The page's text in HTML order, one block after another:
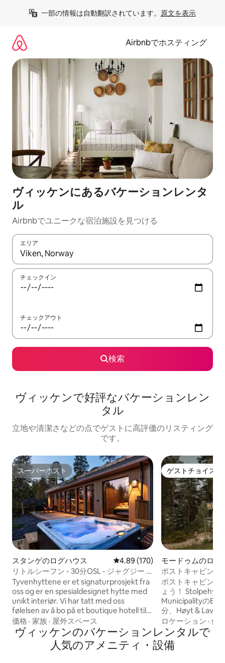
一部の情報は自動翻訳されています。 原文を表示
Airbnbでホスティング
ヴィッケンにあるバケーションレンタ
ル
Airbnbでユニークな宿泊施設を見つける
エリア
検索結果が表示されたら、上下の矢印キーを使って移動するか
チェックイン
チェックアウト
検索
ヴィッケンで好評なバケーションレン
タル
立地や清潔さなどの点でゲストに高評価のリスティング
です。
スーパーホスト
スーパーホスト
スタンゲのログハウス レビュー170件、5つ星中4.89つ
4.89 (170)
リトルシーフン - 30分OSL - ジャグジー -
デザインハウス
Tyvenhyttene er et signaturprosjekt fra
oss og er en spesialdesignet hytte med
unikt interiør. Vi har tatt med oss
følelsen av å bo på et boutique hotell til
den flotte naturen i Mjøsli. Hytta har
privat terasse, 1 bad og 1 soverom +
sovesofa i stue med tilsammen 4
sengeplasser. Delen med sovesofa dele
価格 · 家族 · 屋外スペース
ゲストチョイス
ゲストチョイス
モードゥムのログ
ポストキャビン
ポストキャビンの
ょう！ StolpehyttaはModum
Municipalityの
分、Høyt & Lavt
ークのすぐそばに
リートップの中で
きます。 大きな
望できます。 27
ロケーション ·価
ヴィッケンのバケーションレンタルで
人気のアメニティ・設備